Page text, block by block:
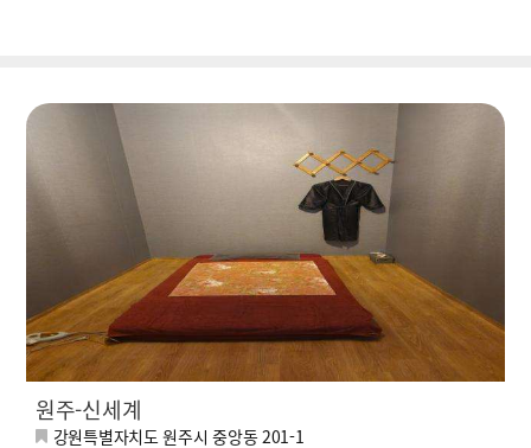
원주-신세계
강원특별자치도 원주시 중앙동 201-1